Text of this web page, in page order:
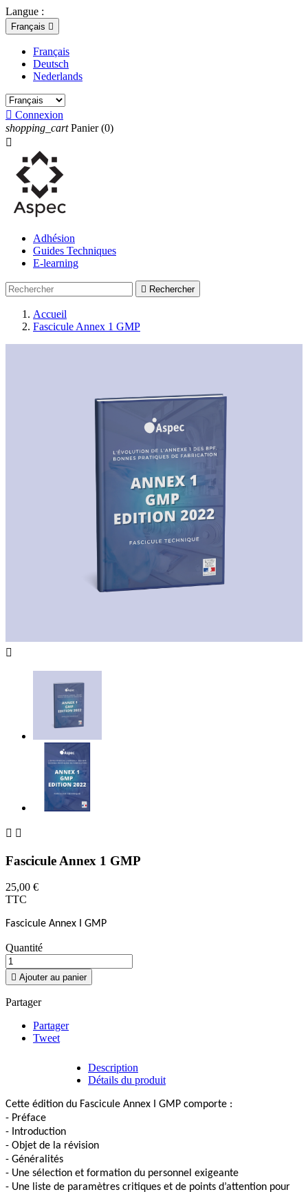
Langue :
Français 
Français
Deutsch
Nederlands
 Connexion
shopping_cart Panier (0)

Adhésion
Guides Techniques
E-learning
 Rechercher
Accueil
Fascicule Annex 1 GMP

 
Fascicule Annex 1 GMP
25,00 €
TTC
Fascicule Annex I GMP
Quantité
 Ajouter au panier
Partager
Partager
Tweet
Description
Détails du produit
Cette édition du Fascicule Annex I GMP comporte :
- Préface
- Introduction
- Objet de la révision
- Généralités
- Une sélection et formation du personnel exigeante
- Une liste de paramètres critiques et de points d’attention pour